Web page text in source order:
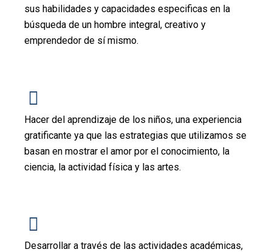
sus habilidades y capacidades especificas en la
búsqueda de un hombre integral, creativo y
emprendedor de sí mismo.
Hacer del aprendizaje de los niños, una experiencia
gratificante ya que las estrategias que utilizamos se
basan en mostrar el amor por el conocimiento, la
ciencia, la actividad física y las artes.
Desarrollar a través de las actividades académicas,